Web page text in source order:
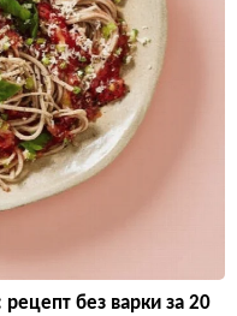
без варки за 20